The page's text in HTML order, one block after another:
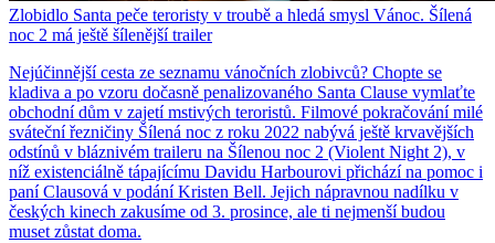
Zlobidlo Santa peče teroristy v troubě a hledá smysl Vánoc. Šílená
noc 2 má ještě šílenější trailer
Nejúčinnější cesta ze seznamu vánočních zlobivců? Chopte se
kladiva a po vzoru dočasně penalizovaného Santa Clause vymlaťte
obchodní dům v zajetí mstivých teroristů. Filmové pokračování milé
sváteční řezničiny Šílená noc z roku 2022 nabývá ještě krvavějších
odstínů v bláznivém traileru na Šílenou noc 2 (Violent Night 2), v
níž existenciálně tápajícímu Davidu Harbourovi přichází na pomoc i
paní Clausová v podání Kristen Bell. Jejich nápravnou nadílku v
českých kinech zakusíme od 3. prosince, ale ti nejmenší budou
muset zůstat doma.